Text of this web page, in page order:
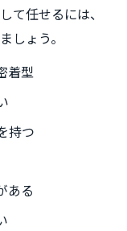
て任せるには、
しょう。
着型
持つ
ある